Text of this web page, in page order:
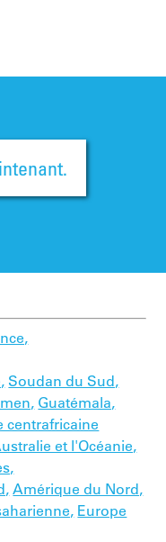
Soudan du Sud,
Guatémala,
centrafricaine
et l'Océanie,
Amérique du Nord,
Europe